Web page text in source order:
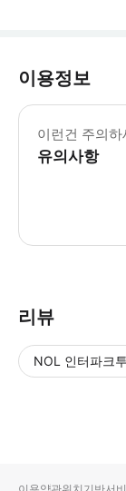
이용정보
이런건 주의하
유의사항
리뷰
NOL 인터파크